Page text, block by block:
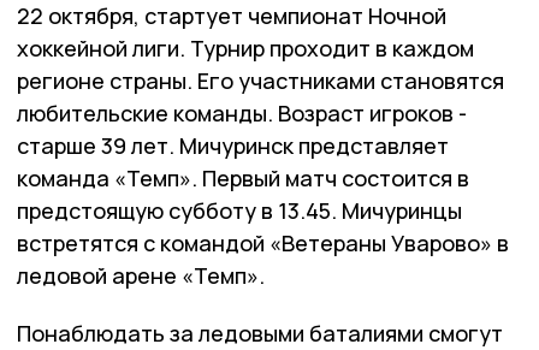
22 октября, стартует чемпионат Ночной
хоккейной лиги. Турнир проходит в каждом
регионе страны. Его участниками становятся
любительские команды. Возраст игроков -
старше 39 лет. Мичуринск представляет
команда «Темп». Первый матч состоится в
предстоящую субботу в 13.45. Мичуринцы
встретятся с командой «Ветераны Уварово» в
ледовой арене «Темп».
Понаблюдать за ледовыми баталиями смогут